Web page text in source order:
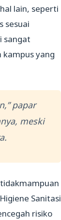
lain, seperti
sesuai
sangat
yang
papar
meski
Sanitasi
risiko